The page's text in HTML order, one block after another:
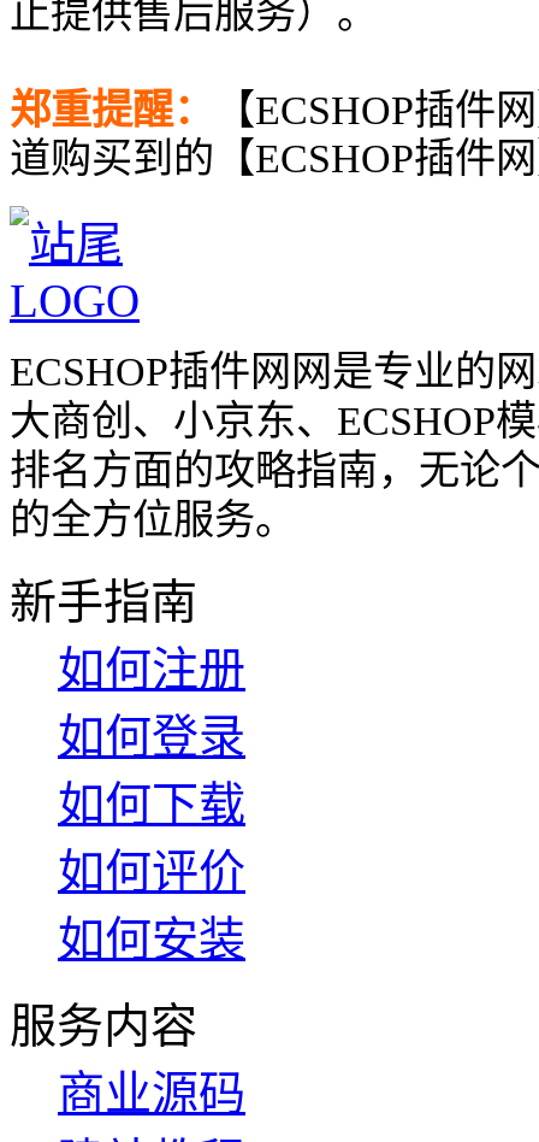
止提供售后服务）。
郑重提醒：
【ECSHOP插件
道购买到的【ECSHOP插件
ECSHOP插件网网是专业的
大商创、小京东、ECSHOP
排名方面的攻略指南，无论
的全方位服务。
新手指南
如何注册
如何登录
如何下载
如何评价
如何安装
服务内容
商业源码